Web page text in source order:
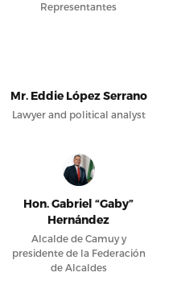
Representantes
Mr. Eddie López Serrano
Lawyer and political analyst
Hon. Gabriel “Gaby”
Hernández
Alcalde de Camuy y
presidente de la Federación
de Alcaldes